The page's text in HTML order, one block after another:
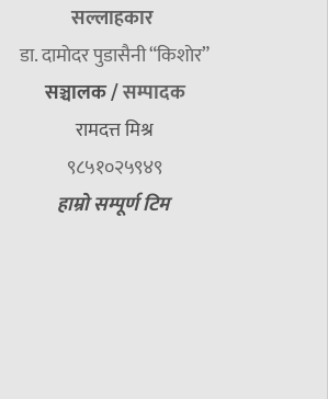
सल्लाहकार
डा. दामाेदर पुडासैनी “किशाेर”
सञ्चालक /सम्पादक
रामदत्त मिश्र
९८५१०२५९४९
हाम्रो सम्पूर्ण टिम